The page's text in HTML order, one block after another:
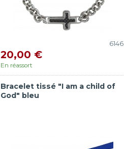
6146
20,00 €
En réassort
Bracelet tissé "I am a child of
God" bleu